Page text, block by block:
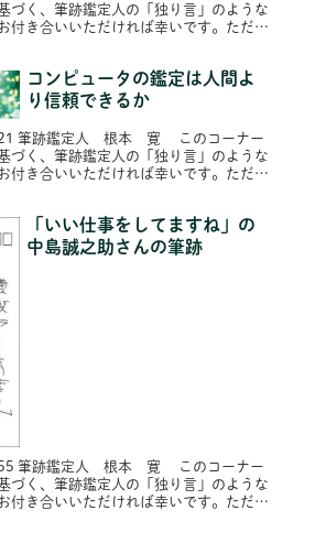
づく、筆跡鑑定人の「独り言」のような
付き合いいただければ幸いです。ただ
コンピュータの鑑定は人間よ
り信頼できるか
21 筆跡鑑定人 根本 寛 このコーナー
づく、筆跡鑑定人の「独り言」のような
付き合いいただければ幸いです。ただ
「いい仕事をしてますね」の
中島誠之助さんの筆跡
55 筆跡鑑定人 根本 寛 このコーナー
づく、筆跡鑑定人の「独り言」のような
付き合いいただければ幸いです。ただ